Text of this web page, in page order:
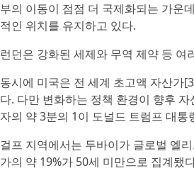
부의 이동이 점점 더 국제화되는 가운
적인 위치를 유지하고 있다.
런던은 강화된 세제와 무역 제약 등
동시에 미국은 전 세계 초고액 자산가
다. 다만 변화하는 정책 환경이 향후
자의 약 3분의 1이 도널드 트럼프 대
걸프 지역에서는 두바이가 글로벌 엘
가의 약 19%가 50세 미만으로 집계됐